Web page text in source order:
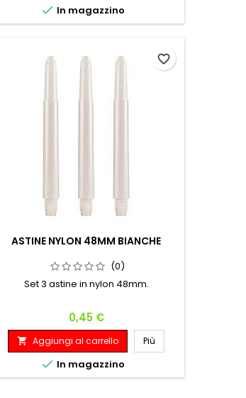
 In magazzino
ASTINE NYLON 48MM BIANCHE
(0)
Set 3 astine in nylon 48mm.
Prezzo
0,45 €
 Aggiungi al carrello Più
 In magazzino
favorite_border